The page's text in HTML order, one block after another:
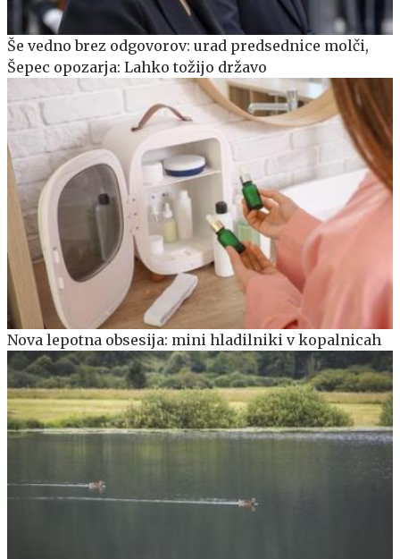
Še vedno brez odgovorov: urad predsednice molči,
Šepec opozarja: Lahko tožijo državo
Nova lepotna obsesija: mini hladilniki v kopalnicah